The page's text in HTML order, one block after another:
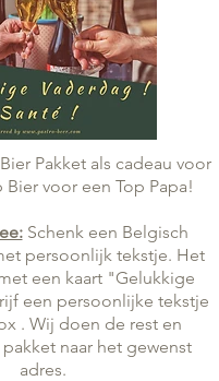
Pakket als cadeau voor
Bier voor een Top Papa!
Schenk een Belgisch
persoonlijk tekstje. Het
een kaart "Gelukkige
een persoonlijke tekstje
. Wij doen de rest en
naar het gewenst
adres.